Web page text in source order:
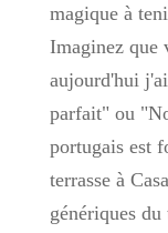
magique à
Imaginez que
aujourd'hui
parfait" ou
portugais est
terrasse à
génériques